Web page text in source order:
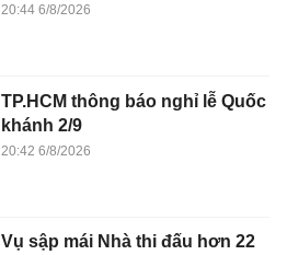
20:44 6/8/2026
TP.HCM thông báo nghỉ lễ Quốc
khánh 2/9
20:42 6/8/2026
Vụ sập mái Nhà thi đấu hơn 22